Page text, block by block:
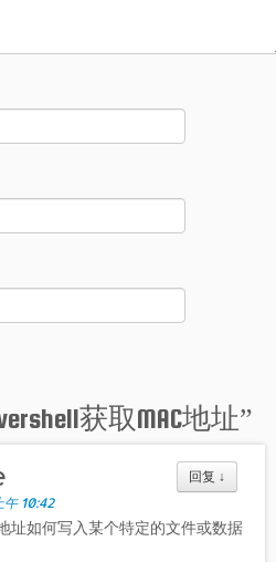
获取MAC地址”
回复 ↓
午 10:42
址如何写入某个特定的文件或数据